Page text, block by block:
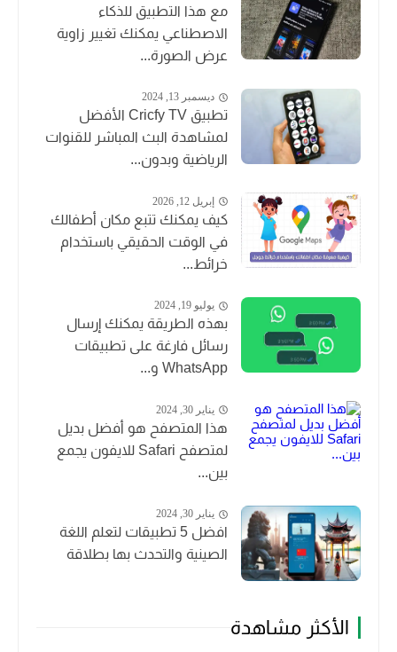
مع هذا التطبيق للذكاء
الاصطناعي يمكنك تغيير زاوية
عرض الصورة...
ديسمبر 13, 2024
تطبيق Cricfy TV الأفضل
لمشاهدة البث المباشر للقنوات
الرياضية وبدون...
إبريل 12, 2026
كيف يمكنك تتبع مكان أطفالك
في الوقت الحقيقي باستخدام
خرائط...
يوليو 19, 2024
بهذه الطريقة يمكنك إرسال
رسائل فارغة على تطبيقات
WhatsApp و...
يناير 30, 2024
هذا المتصفح هو أفضل بديل
لمتصفح Safari للايفون يجمع
بين...
يناير 30, 2024
افضل 5 تطبيقات لتعلم اللغة
الصينية والتحدث بها بطلاقة
الأكثر مشاهدة